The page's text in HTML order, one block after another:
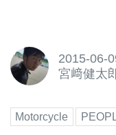
2015-06-
宮﨑健太
Motorcycle